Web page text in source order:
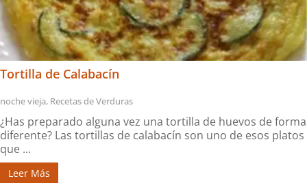
Tortilla de Calabacín
noche vieja, Recetas de Verduras
¿Has preparado alguna vez una tortilla de huevos de forma
diferente? Las tortillas de calabacín son uno de esos platos
que ...
Leer Más